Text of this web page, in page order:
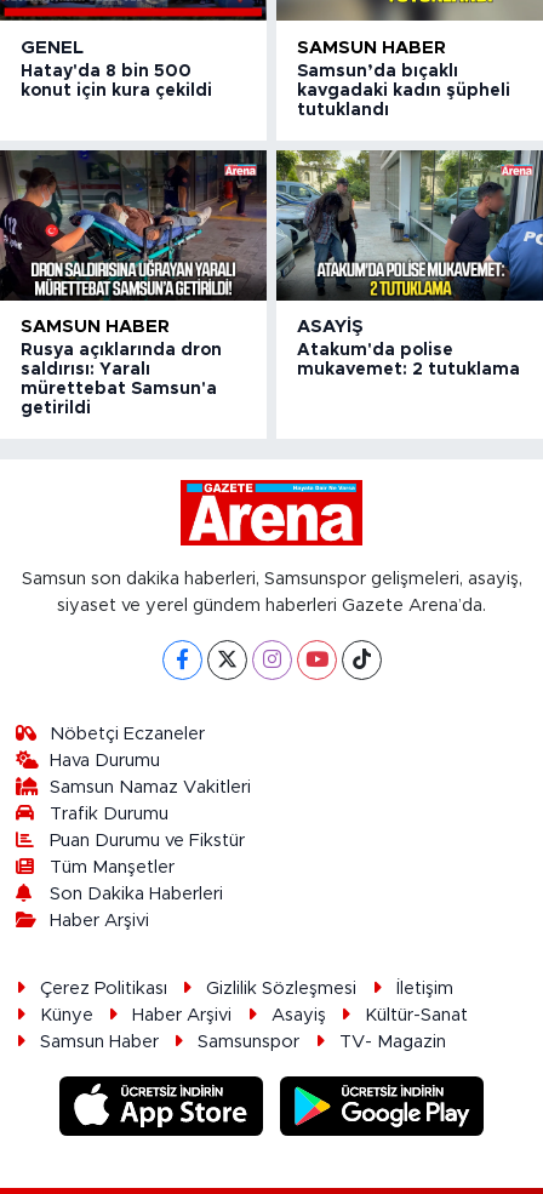
GENEL
Hatay'da 8 bin 500
konut için kura çekildi
SAMSUN HABER
Samsun’da bıçaklı
kavgadaki kadın şüpheli
tutuklandı
SAMSUN HABER
Rusya açıklarında dron
saldırısı: Yaralı
mürettebat Samsun'a
getirildi
ASAYIŞ
Atakum'da polise
mukavemet: 2 tutuklama
Samsun son dakika haberleri, Samsunspor gelişmeleri, asayiş,
siyaset ve yerel gündem haberleri Gazete Arena’da.
Nöbetçi Eczaneler
Hava Durumu
Samsun Namaz Vakitleri
Trafik Durumu
Puan Durumu ve Fikstür
Tüm Manşetler
Son Dakika Haberleri
Haber Arşivi
Çerez Politikası Gizlilik Sözleşmesi
İletişim
Künye
Haber Arşivi Asayiş
Kültür-Sanat
Samsun Haber
Samsunspor TV- Magazin